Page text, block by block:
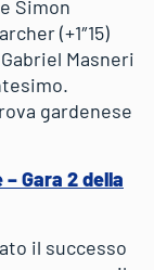
Simon
(+1″15)
Masneri
gardenese
Gara 2 della
il successo